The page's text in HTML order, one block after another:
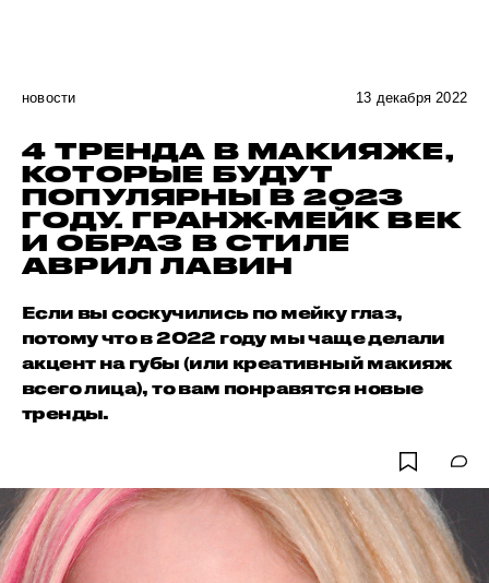
новости 13 декабря 2022
4 ТРЕНДА В МАКИЯЖЕ,
КОТОРЫЕ БУДУТ
ПОПУЛЯРНЫ В 2023
ГОДУ. ГРАНЖ-МЕЙК ВЕК
И ОБРАЗ В СТИЛЕ
АВРИЛ ЛАВИН
Если вы соскучились по мейку глаз,
потому что в 2022 году мы чаще делали
акцент на губы (или креативный макияж
всего лица), то вам понравятся новые
тренды.